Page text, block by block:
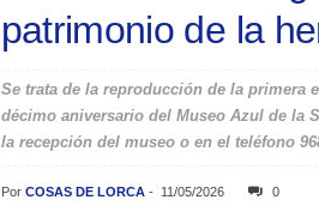
patrimonio de la
Se trata de la reproducción de la primera
décimo aniversario del Museo Azul de la
la recepción del museo o en el teléfono
Por COSAS DE LORCA- 11/05/2026 0